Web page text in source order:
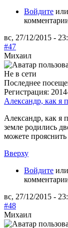
Войдите или
вс, 27/12/2015 -
#47
Михаил
Не в сети
Последнее
Регистрация:
Александр, как я
Александр, как я
земле родились
можете прояснить
Вверху
Войдите или
вс, 27/12/2015 -
#48
Михаил